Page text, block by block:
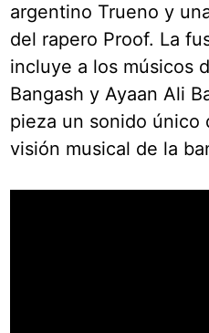
argentino Trueno y
del rapero Proof. La
incluye a los músicos
Bangash y Ayaan Ali
pieza un sonido único
visión musical de la